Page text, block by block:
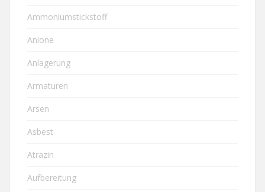
Ammoniumstickstoff
Anione
Anlagerung
Armaturen
Arsen
Asbest
Atrazin
Aufbereitung